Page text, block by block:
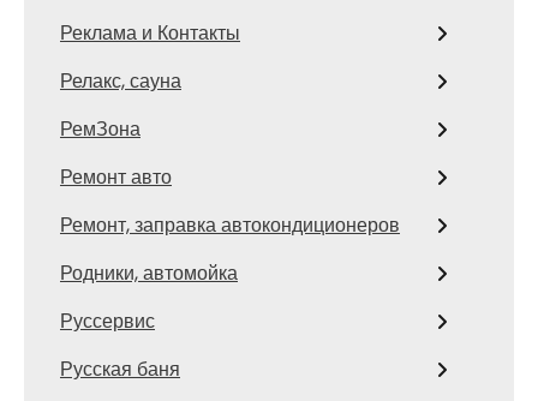
Реклама и Контакты
Релакс, сауна
РемЗона
Ремонт авто
Ремонт, заправка автокондиционеров
Родники, автомойка
Руссервис
Русская баня